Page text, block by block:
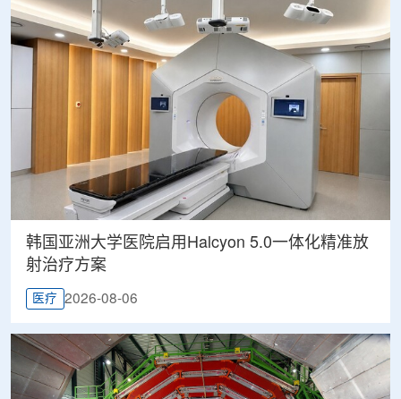
韩国亚洲大学医院启用Halcyon 5.0一体化精准放
射治疗方案
医疗 2026-08-06